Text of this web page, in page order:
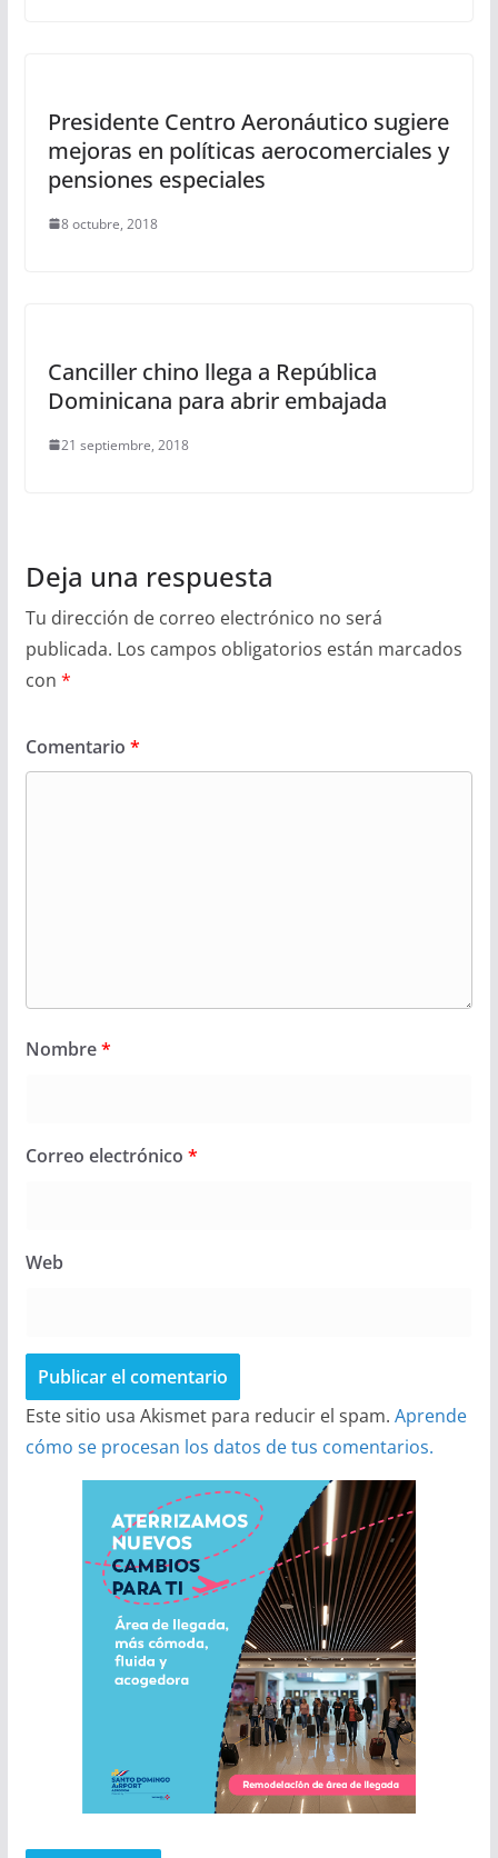
Presidente Centro Aeronáutico sugiere
mejoras en políticas aerocomerciales y
pensiones especiales
8 octubre, 2018
Canciller chino llega a República
Dominicana para abrir embajada
21 septiembre, 2018
Deja una respuesta
Tu dirección de correo electrónico no será
publicada. Los campos obligatorios están marcados
con *
Comentario *
Nombre*
Correo electrónico *
Web
Este sitio usa Akismet para reducir el spam. Aprende
cómo se procesan los datos de tus comentarios.